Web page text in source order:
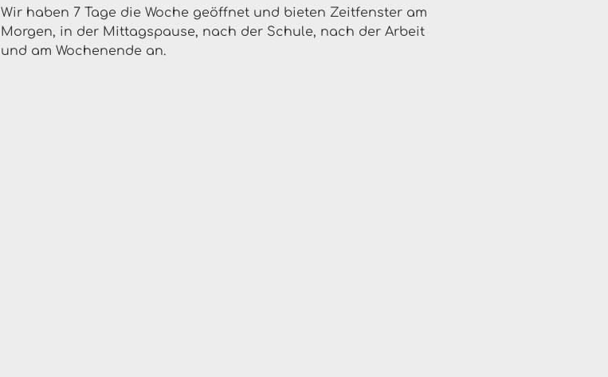
Wir haben 7 Tage die Woche geöffnet und bieten Zeitfenster am
Morgen, in der Mittagspause, nach der Schule, nach der Arbeit
und am Wochenende an.